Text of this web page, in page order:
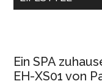
Ein SPA
EH-XS01 von